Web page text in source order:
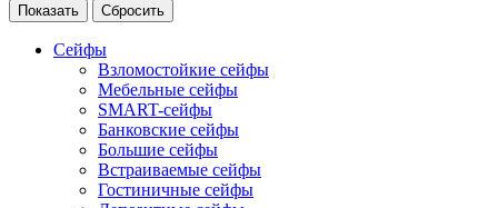
Сейфы
Взломостойкие сейфы
Мебельные сейфы
SMART-сейфы
Банковские сейфы
Большие сейфы
Встраиваемые сейфы
Гостиничные сейфы